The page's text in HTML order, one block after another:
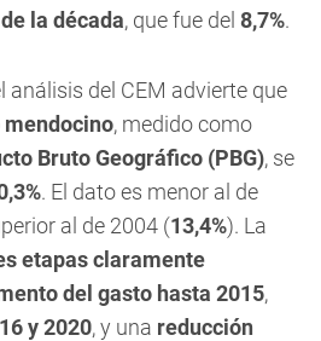
la década, que fue del 8,7%.
análisis del CEM advierte que
mendocino, medido como
Bruto Geográfico (PBG), se
. El dato es menor al de
al de 2004 (13,4%). La
etapas claramente
del gasto hasta 2015,
y 2020, y una reducción